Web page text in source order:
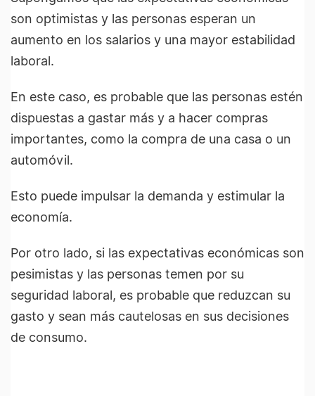
son optimistas y las personas esperan un
aumento en los salarios y una mayor estabilidad
laboral.
En este caso, es probable que las personas estén
dispuestas a gastar más y a hacer compras
importantes, como la compra de una casa o un
automóvil.
Esto puede impulsar la demanda y estimular la
economía.
Por otro lado, si las expectativas económicas son
pesimistas y las personas temen por su
seguridad laboral, es probable que reduzcan su
gasto y sean más cautelosas en sus decisiones
de consumo.